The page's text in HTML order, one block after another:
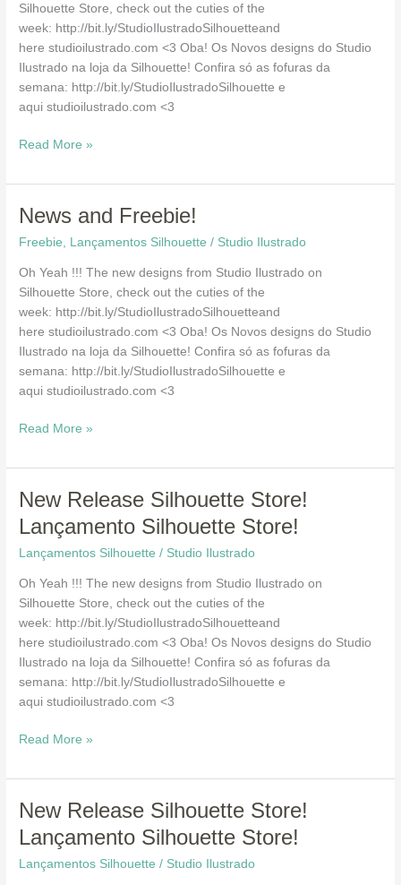
Silhouette Store, check out the cuties of the
week: http://bit.ly/StudioIlustradoSilhouetteand
here studioilustrado.com <3 Oba! Os Novos designs do Studio
Ilustrado na loja da Silhouette! Confira só as fofuras da
semana: http://bit.ly/StudioIlustradoSilhouette e
aqui studioilustrado.com <3
Read More »
News and Freebie!
Freebie, Lançamentos Silhouette / Studio Ilustrado
Oh Yeah !!! The new designs from Studio Ilustrado on
Silhouette Store, check out the cuties of the
week: http://bit.ly/StudioIlustradoSilhouetteand
here studioilustrado.com <3 Oba! Os Novos designs do Studio
Ilustrado na loja da Silhouette! Confira só as fofuras da
semana: http://bit.ly/StudioIlustradoSilhouette e
aqui studioilustrado.com <3
News
Freebie!
Read More »
New Release Silhouette Store!
Lançamento Silhouette Store!
Lançamentos Silhouette / Studio Ilustrado
Oh Yeah !!! The new designs from Studio Ilustrado on
Silhouette Store, check out the cuties of the
week: http://bit.ly/StudioIlustradoSilhouetteand
here studioilustrado.com <3 Oba! Os Novos designs do Studio
Ilustrado na loja da Silhouette! Confira só as fofuras da
semana: http://bit.ly/StudioIlustradoSilhouette e
aqui studioilustrado.com <3
New
Silhouette
Store!
Read More »
New Release Silhouette Store!
Lançamento Silhouette Store!
Lançamentos Silhouette / Studio Ilustrado
New
Silhouette
Store!